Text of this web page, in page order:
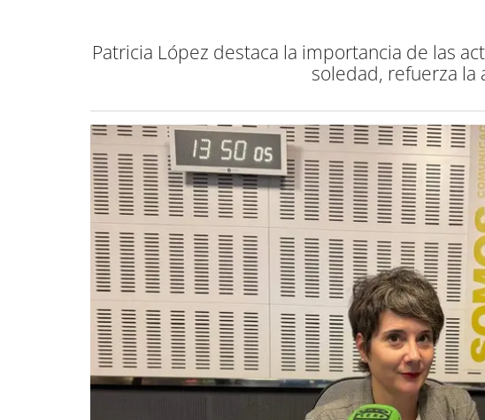
Patricia López destaca la importancia de las
soledad, refuerza la